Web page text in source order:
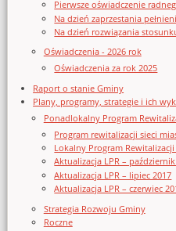
Pierwsze oświadczenie
Na dzień zaprzestania
Na dzień rozwiązania
Oświadczenia - 2026 rok
Oświadczenia za rok 2025
Raport o stanie Gminy
Plany, programy, strategie i ich
Ponadlokalny Program
Program rewitalizacji sieci
Lokalny Program
Aktualizacja LPR –
Aktualizacja LPR – lipiec 2017
Aktualizacja LPR – czerwiec
Strategia Rozwoju Gminy
Roczne